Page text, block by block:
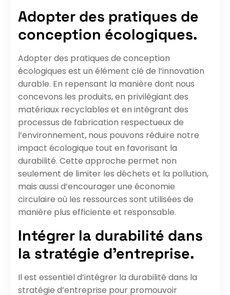
Adopter des pratiques de
conception écologiques.
Adopter des pratiques de conception
écologiques est un élément clé de l’innovation
durable. En repensant la manière dont nous
concevons les produits, en privilégiant des
matériaux recyclables et en intégrant des
processus de fabrication respectueux de
l’environnement, nous pouvons réduire notre
impact écologique tout en favorisant la
durabilité. Cette approche permet non
seulement de limiter les déchets et la pollution,
mais aussi d’encourager une économie
circulaire où les ressources sont utilisées de
manière plus efficiente et responsable.
Intégrer la durabilité dans
la stratégie d’entreprise.
Il est essentiel d’intégrer la durabilité dans la
stratégie d’entreprise pour promouvoir